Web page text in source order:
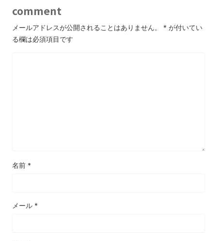
comment
メールアドレスが公開されることはありません。 * が付いてい
る欄は必須項目です
名前 *
メール *